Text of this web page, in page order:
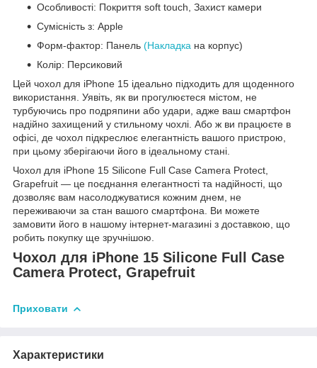
Особливості: Покриття soft touch, Захист камери
Сумісність з: Apple
Форм-фактор: Панель (Накладка на корпус)
Колір: Персиковий
Цей чохол для iPhone 15 ідеально підходить для щоденного
використання. Уявіть, як ви прогулюєтеся містом, не
турбуючись про подряпини або удари, адже ваш смартфон
надійно захищений у стильному чохлі. Або ж ви працюєте в
офісі, де чохол підкреслює елегантність вашого пристрою,
при цьому зберігаючи його в ідеальному стані.
Чохол для iPhone 15 Silicone Full Case Camera Protect,
Grapefruit — це поєднання елегантності та надійності, що
дозволяє вам насолоджуватися кожним днем, не
переживаючи за стан вашого смартфона. Ви можете
замовити його в нашому інтернет-магазині з доставкою, що
робить покупку ще зручнішою.
Чохол для iPhone 15 Silicone Full Case
Camera Protect, Grapefruit
Приховати
Характеристики